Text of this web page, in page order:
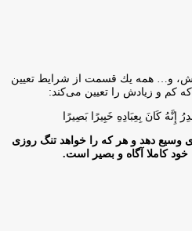
و… همه يك قسمت از شرايط تعيين
و زيادش را تعيين مى‌كند:
كَانَ بِعِبَادِهِ خَبِيرًا بَصِيرًا
وسیع دهد و هر که را خواهد تنگ روزی
خود کاملا آگاه و بصیر است.